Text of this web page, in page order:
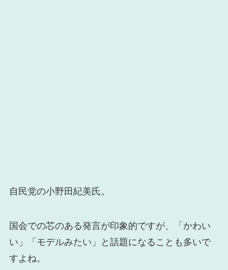
自民党の小野田紀美氏。
国会での芯のある発言が印象的ですが、「かわい
い」「モデルみたい」と話題になることも多いで
すよね。